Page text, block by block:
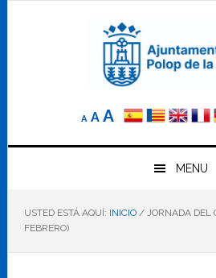
A
Reducir
elA Tamaño
AAumentar
el
tamaño
letra
MENU
USTED ESTÁ AQUÍ: INICIO /JORNADA DEL
FEBRERO)